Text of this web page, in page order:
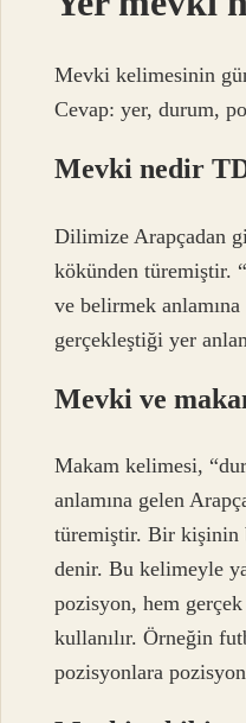
Mevki kelimesinin
Cevap: yer, durum,
Mevki nedir
Dilimize Arapçadan
kökünden türemiştir.
ve belirmek
gerçekleştiği yer
Mevki ve
Makam kelimesi,
anlamına gelen
türemiştir. Bir kişinin
denir. Bu kelimeyle
pozisyon, hem
kullanılır. Örneğin
pozisyonlara